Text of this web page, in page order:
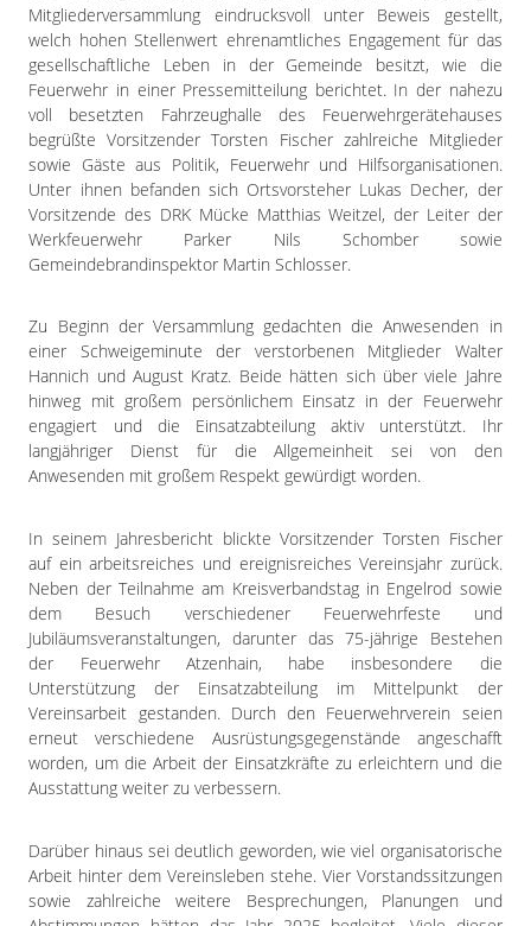
Mitgliederversammlung eindrucksvoll unter Beweis gestellt,
welch hohen Stellenwert ehrenamtliches Engagement für das
gesellschaftliche Leben in der Gemeinde besitzt, wie die
Feuerwehr in einer Pressemitteilung berichtet. In der nahezu
voll besetzten Fahrzeughalle des Feuerwehrgerätehauses
begrüßte Vorsitzender Torsten Fischer zahlreiche Mitglieder
sowie Gäste aus Politik, Feuerwehr und Hilfsorganisationen.
Unter ihnen befanden sich Ortsvorsteher Lukas Decher, der
Vorsitzende des DRK Mücke Matthias Weitzel, der Leiter der
Werkfeuerwehr Parker Nils Schomber sowie
Gemeindebrandinspektor Martin Schlosser.
Zu Beginn der Versammlung gedachten die Anwesenden in
einer Schweigeminute der verstorbenen Mitglieder Walter
Hannich und August Kratz. Beide hätten sich über viele Jahre
hinweg mit großem persönlichem Einsatz in der Feuerwehr
engagiert und die Einsatzabteilung aktiv unterstützt. Ihr
langjähriger Dienst für die Allgemeinheit sei von den
Anwesenden mit großem Respekt gewürdigt worden.
In seinem Jahresbericht blickte Vorsitzender Torsten Fischer
auf ein arbeitsreiches und ereignisreiches Vereinsjahr zurück.
Neben der Teilnahme am Kreisverbandstag in Engelrod sowie
dem Besuch verschiedener Feuerwehrfeste und
Jubiläumsveranstaltungen, darunter das 75-jährige Bestehen
der Feuerwehr Atzenhain, habe insbesondere die
Unterstützung der Einsatzabteilung im Mittelpunkt der
Vereinsarbeit gestanden. Durch den Feuerwehrverein seien
erneut verschiedene Ausrüstungsgegenstände angeschafft
worden, um die Arbeit der Einsatzkräfte zu erleichtern und die
Ausstattung weiter zu verbessern.
Darüber hinaus sei deutlich geworden, wie viel organisatorische
Arbeit hinter dem Vereinsleben stehe. Vier Vorstandssitzungen
sowie zahlreiche weitere Besprechungen, Planungen und